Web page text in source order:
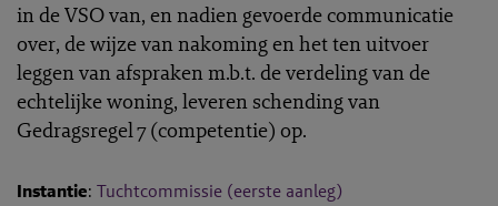
in de VSO van, en nadien gevoerde communicatie
over, de wijze van nakoming en het ten uitvoer
leggen van afspraken m.b.t. de verdeling van de
echtelijke woning, leveren schending van
Gedragsregel 7 (competentie) op.
Instantie: Tuchtcommissie (eerste aanleg)